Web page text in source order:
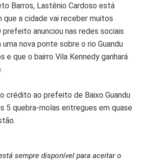
Barros, Lastênio Cardoso está
que a cidade vai receber muitos
anunciou nas redes sociais
nova ponte sobre o rio Guandu
e que o bairro Vila Kennedy ganhará
crédito ao prefeito de Baixo Guandu
5 quebra-molas entregues em quase
sempre disponível para aceitar o